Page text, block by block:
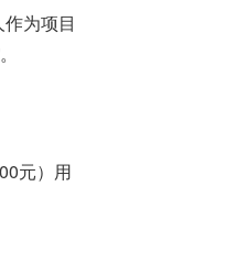
为项目
元）用